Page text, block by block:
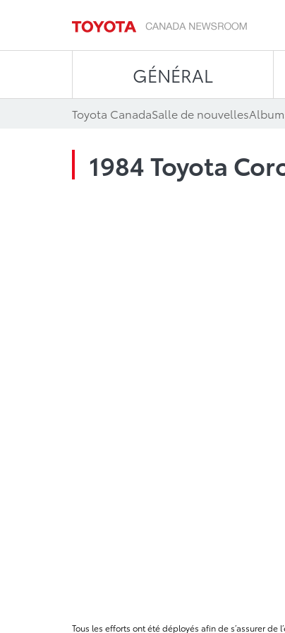
GÉNÉRAL
Toyota CanadaSalle de nouvelles
1984 Toyota
Tous les efforts ont été déployés afin de s’assurer